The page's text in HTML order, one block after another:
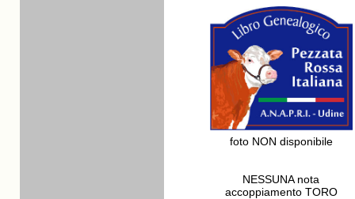
foto NON disponibile
NESSUNA nota
accoppiamento TORO